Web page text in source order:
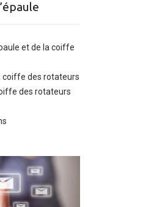
et de la coiffe
coiffe des rotateurs
des rotateurs